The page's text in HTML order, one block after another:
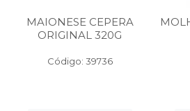
MAIONESE CEPERA
ORIGINAL 320G
Código: 39736